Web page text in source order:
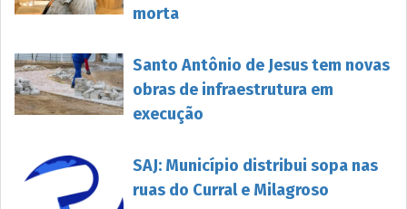
morta
Santo Antônio de Jesus tem novas
obras de infraestrutura em
execução
SAJ: Município distribui sopa nas
ruas do Curral e Milagroso